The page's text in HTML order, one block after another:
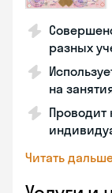
разных
на
Проводит
Читать